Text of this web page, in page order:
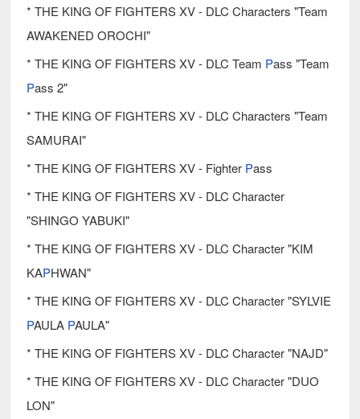
* THE KING OF FIGHTERS XV - DLC Characters "Team
AWAKENED OROCHI"
* THE KING OF FIGHTERS XV - DLC Team Pass "Team
Pass 2"
* THE KING OF FIGHTERS XV - DLC Characters "Team
SAMURAI"
* THE KING OF FIGHTERS XV - Fighter Pass
* THE KING OF FIGHTERS XV - DLC Character
"SHINGO YABUKI"
* THE KING OF FIGHTERS XV - DLC Character "KIM
KAPHWAN"
* THE KING OF FIGHTERS XV - DLC Character "SYLVIE
PAULA PAULA"
* THE KING OF FIGHTERS XV - DLC Character "NAJD"
* THE KING OF FIGHTERS XV - DLC Character "DUO
LON"